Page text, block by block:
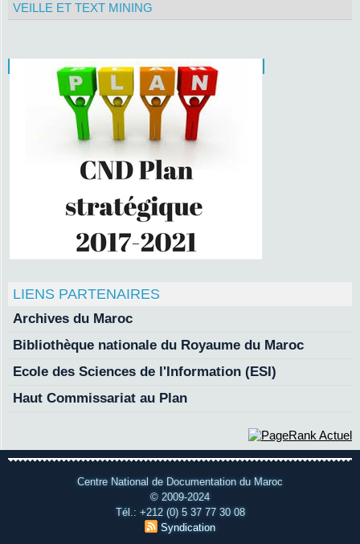
VEILLE ET TEXT MINING
LIENS PARTENAIRES
Archives du Maroc
Bibliothèque nationale du Royaume du Maroc
Ecole des Sciences de l'Information (ESI)
Haut Commissariat au Plan
Centre National de Documentation du Maroc
© 2009-2024
Tél.: +212 (0) 5 37 77 30 08
Syndication